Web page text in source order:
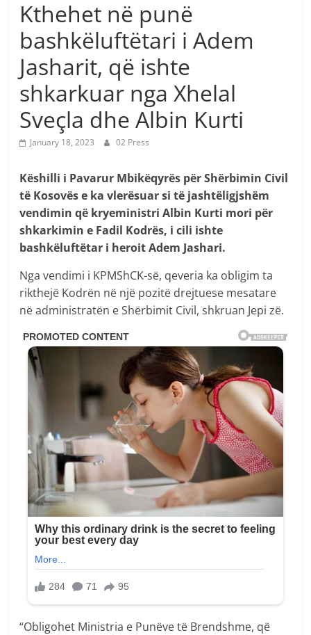
Kthehet në punë
bashkëluftëtari i Adem
Jasharit, që ishte
shkarkuar nga Xhelal
Sveçla dhe Albin Kurti
January 18, 2023 02 Press
Këshilli i Pavarur Mbikëqyrës për Shërbimin Civil
të Kosovës e ka vlerësuar si të jashtëligjshëm
vendimin që kryeministri Albin Kurti mori për
shkarkimin e Fadil Kodrës, i cili ishte
bashkëluftëtar i heroit Adem Jashari.
Nga vendimi i KPMShCK-së, qeveria ka obligim ta
rikthejë Kodrën në një pozitë drejtuese mesatare
në administratën e Shërbimit Civil, shkruan Jepi zë.
“Obligohet Ministria e Punëve të Brendshme, që